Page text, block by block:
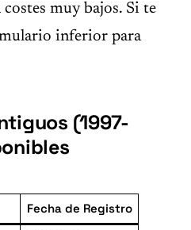
muy bajos. Si te
inferior para
(1997-
Fecha de Registro